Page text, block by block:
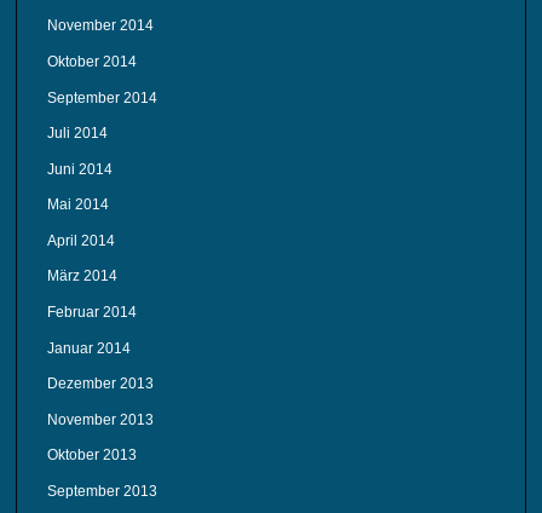
November 2014
Oktober 2014
September 2014
Juli 2014
Juni 2014
Mai 2014
April 2014
März 2014
Februar 2014
Januar 2014
Dezember 2013
November 2013
Oktober 2013
September 2013